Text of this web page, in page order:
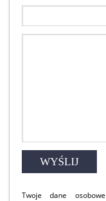
Twoje dane